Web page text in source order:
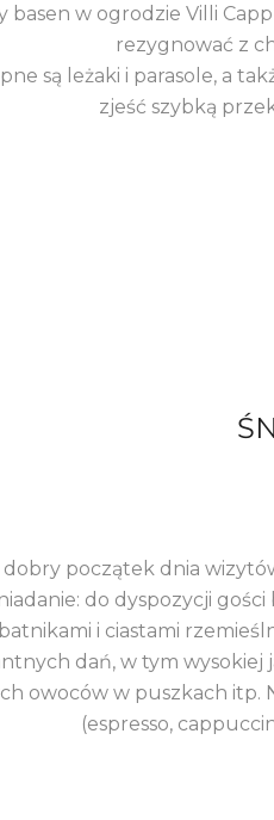
basen w ogrodzie Villi
rezygnować z
są leżaki i parasole, a
zjeść szybką
dobry początek dnia
do dyspozycji
i ciastami
dań, w tym wysokiej
owoców w puszkach itp.
(espresso,